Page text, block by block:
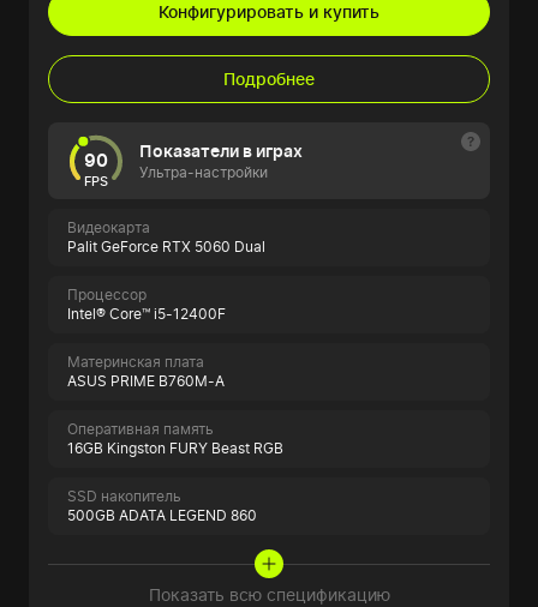
Конфигурировать и купить
Подробнее
90
FPS
Показатели в играх
Ультра-настройки
Видеокарта
Palit GeForce RTX 5060 Dual
Процессор
Intel® Core™ i5-12400F
Материнская плата
ASUS PRIME B760M-A
Оперативная память
16GB Kingston FURY Beast RGB
SSD накопитель
500GB ADATA LEGEND 860
Показать всю спецификацию